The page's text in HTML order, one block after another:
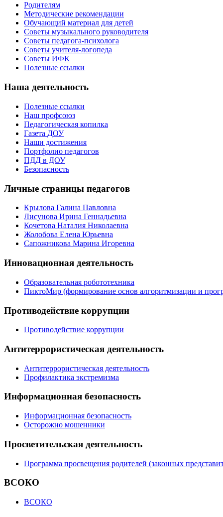
Родителям
Методические рекомендации
Обучающий материал для детей
Советы музыкального руководителя
Советы педагога-психолога
Советы учителя-логопеда
Советы ИФК
Полезные ссылки
Наша деятельность
Полезные ссылки
Наш профсоюз
Педагогическая копилка
Газета ДОУ
Наши достижения
Портфолио педагогов
ПДД в ДОУ
Безопасность
Личные страницы педагогов
Крылова Галина Павловна
Лисунова Ирина Геннадьевна
Кочетова Наталия Николаевна
Жолобова Елена Юрьевна
Сапожникова Марина Игоревна
Инновационная деятельность
Образовательная робототехника
ПиктоМир (формирование основ алгоритмизации и
Противодействие коррупции
Противодействие коррупции
Антитеррористическая деятельность
Антитеррористическая деятельность
Профилактика экстремизма
Информационная безопасность
Информационная безопасность
Осторожно мошенники
Просветительская деятельность
Программа просвещения родителей (законных
ВСОКО
ВСОКО